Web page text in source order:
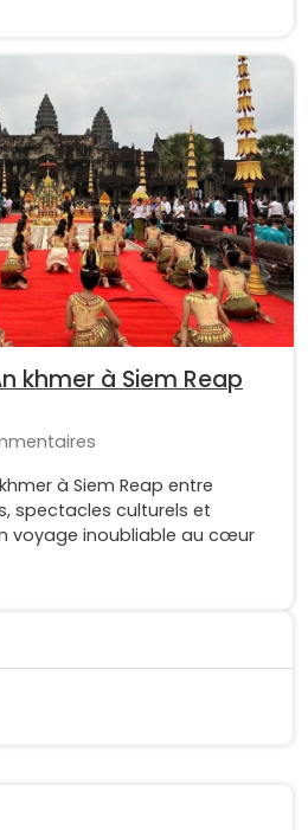
khmer à Siem Reap
à Siem Reap entre
spectacles culturels et
voyage inoubliable au cœur